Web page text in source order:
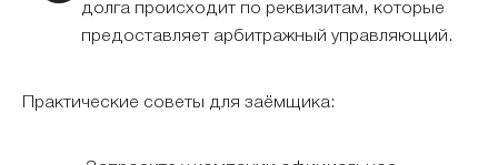
долга происходит по реквизитам, которые
предоставляет арбитражный управляющий.
Практические советы для заёмщика: